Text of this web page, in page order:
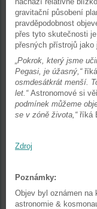
gravitační působení
pravděpodobnost
přes tyto skutečnosti
přesných přístrojů jako
„Pokrok, který jsme
Pegasi, je úžasný,“říká
osmdesátkrát menší.
let.“Astronomové si
podmínek můžeme
se v zóně života,“říká
Zdroj
Poznámky:
Objev byl oznámen na
astronomie &